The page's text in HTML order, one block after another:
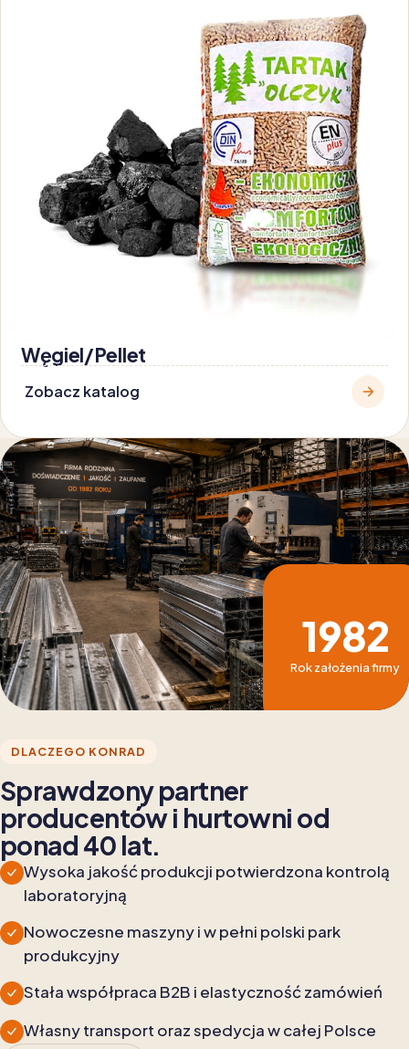
Węgiel/Pellet
Zobacz katalog
1982
Rok założenia firmy
DLACZEGO KONRAD
Sprawdzony partner
producentów i hurtowni od
ponad 40 lat.
Wysoka jakość produkcji potwierdzona kontrolą
laboratoryjną
Nowoczesne maszyny i w pełni polski park
produkcyjny
Stała współpraca B2B i elastyczność zamówień
Własny transport oraz spedycja w całej Polsce